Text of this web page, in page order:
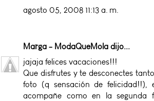
agosto 05, 2008 11:13 a. m.
Marga - ModaQueMola dijo...
jajaja felices vacaciones!!!
Que disfrutes y te desconectes
foto (q sensación de felicidad!!),
acompañe como en la segunda